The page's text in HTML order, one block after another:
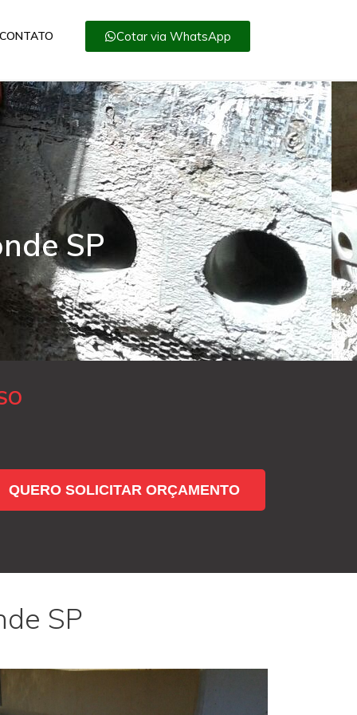
CONTATO Cotar via WhatsApp
SP
QUERO SOLICITAR ORÇAMENTO
SP